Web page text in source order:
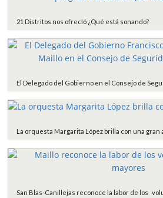
21 Distritos nos ofrecIó ¿Qué está sonando?
El Delegado del Gobierno en el Consejo de
La orquesta Margarita López brilla con una gran
San Blas-Canillejas reconoce la labor de los